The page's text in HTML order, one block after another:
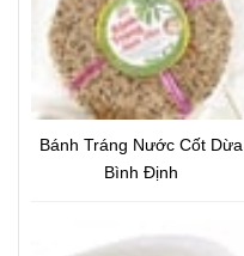
Bánh Tráng Nước Cốt Dừa
Bình Định